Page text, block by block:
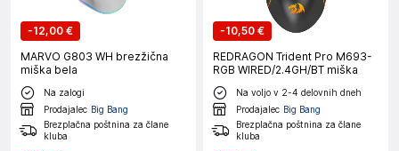
-12,00 €
MARVO G803 WH brezžična
miška bela
Na zalogi
Prodajalec Big Bang
Brezplačna poštnina za člane
kluba
-10,50 €
REDRAGON Trident Pro M693-
RGB WIRED/2.4GH/BT miška
Na voljo v 2-4 delovnih dneh
Prodajalec Big Bang
Brezplačna poštnina za člane
kluba